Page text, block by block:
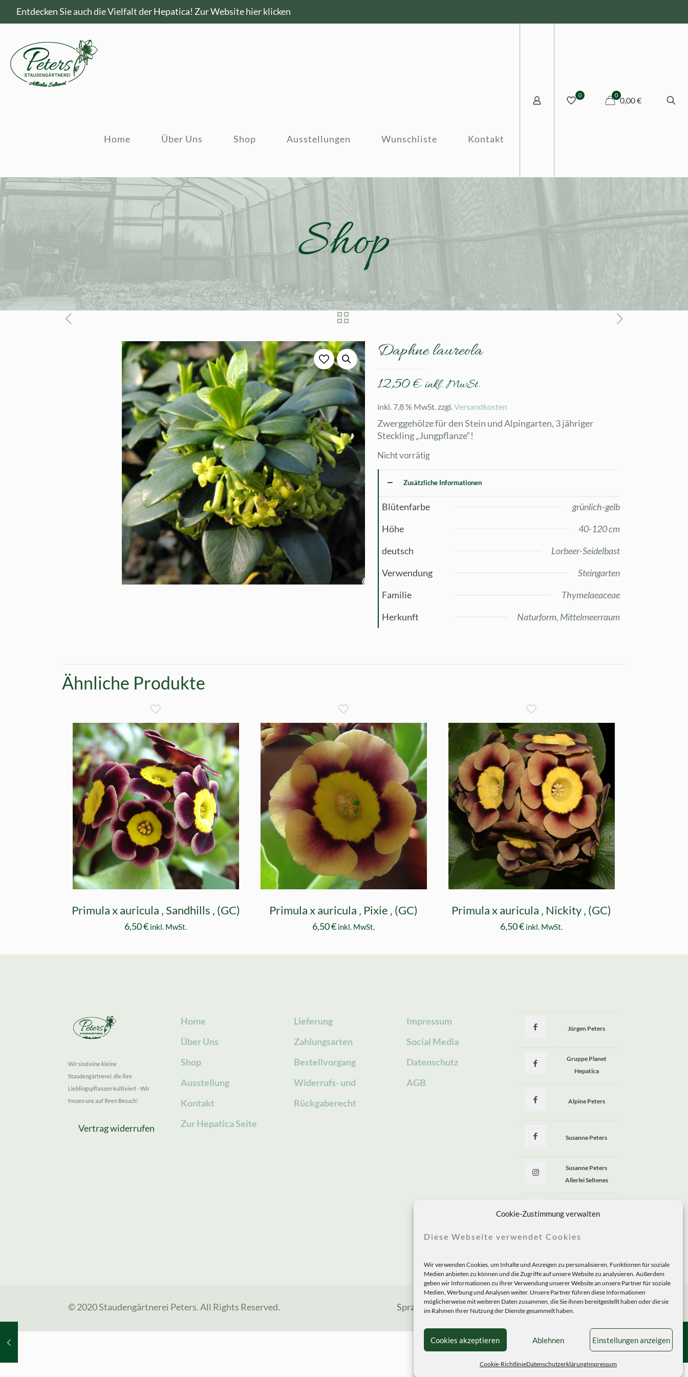
Cookie-Zustimmung verwalten
Diese Webseite verwendet Cookies
Wir verwenden Cookies, um Inhalte und Anzeigen zu personalisieren, Funktionen für soziale
Medien anbieten zu können und die Zugriffe auf unsere Website zu analysieren. Außerdem
geben wir Informationen zu Ihrer Verwendung unserer Website an unsere Partner für soziale
Medien, Werbung und Analysen weiter. Unsere Partner führen diese Informationen
möglicherweise mit weiteren Daten zusammen, die Sie ihnen bereitgestellt haben oder die sie
im Rahmen Ihrer Nutzung der Dienste gesammelt haben.
Cookies akzeptieren Ablehnen Einstellungen anzeigen
Cookie-RichtlinieDatenschutzerklärungImpressum
Entdecken Sie auch die Vielfalt der Hepatica! Zur Website hier klicken
Home Über Uns Shop Ausstellungen Wunschliste Kontakt
0 0
0,00 €
Shop
Daphne laureola
12,50€ inkl. MwSt.
inkl. 7,8 % MwSt.zzgl.Versandkosten
Zwerggehölze für den Stein und Alpingarten, 3 jähriger
Steckling „Jungpflanze“!
Nicht vorrätig
Zusätzliche Informationen
Blütenfarbe
grünlich-gelb
Höhe
40-120 cm
deutsch
Lorbeer-Seidelbast
Verwendung
Steingarten
Familie
Thymelaeaceae
Herkunft
Naturform, Mittelmeerraum
Ähnliche Produkte
Primula x auricula ‚ Sandhills ‚ (GC)
6,50€ inkl. MwSt.
Primula x auricula ‚ Pixie ‚ (GC)
6,50€ inkl. MwSt.
Primula x auricula ‚ Nickity ‚ (GC)
6,50€ inkl. MwSt.
Wir sind eine kleine
Staudengärtnerei, die ihre
Lieblingspflanzen kultiviert - Wir
freuen uns auf Ihren Besuch!
Vertrag widerrufen
Home
Über Uns
Shop
Ausstellung
Kontakt
Zur Hepatica Seite
Lieferung
Zahlungsarten
Bestellvorgang
Widerrufs- und
Rückgaberecht
Impressum
Social Media
Datenschutz
AGB
Jürgen Peters
Gruppe Planet
Hepatica
Alpine Peters
Susanne Peters
Susanne Peters
Allerlei Seltenes
Allerlei Seltenes
© 2020 Staudengärtnerei Peters. All Rights Reserved. Sprachen